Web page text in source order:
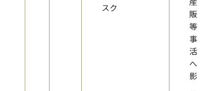
スク
販売
等の
事業
活動
への
影響